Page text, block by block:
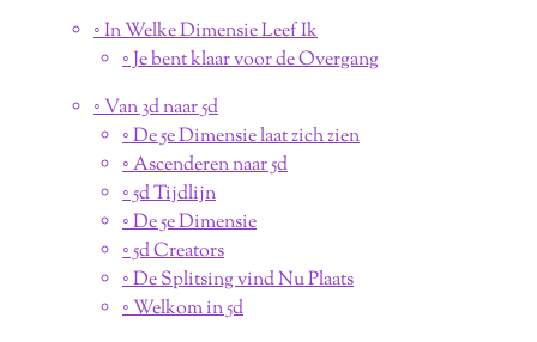
◦ In Welke Dimensie Leef Ik
◦ Je bent klaar voor de Overgang
◦ Van 3d naar 5d
◦ De 5e Dimensie laat zich zien
◦ Ascenderen naar 5d
◦ 5d Tijdlijn
◦ De 5e Dimensie
◦ 5d Creators
◦ De Splitsing vind Nu Plaats
◦ Welkom in 5d